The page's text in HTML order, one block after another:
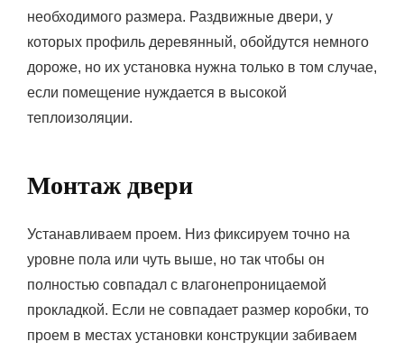
необходимого размера. Раздвижные двери, у
которых профиль деревянный, обойдутся немного
дороже, но их установка нужна только в том случае,
если помещение нуждается в высокой
теплоизоляции.
Монтаж двери
Устанавливаем проем. Низ фиксируем точно на
уровне пола или чуть выше, но так чтобы он
полностью совпадал с влагонепроницаемой
прокладкой. Если не совпадает размер коробки, то
проем в местах установки конструкции забиваем